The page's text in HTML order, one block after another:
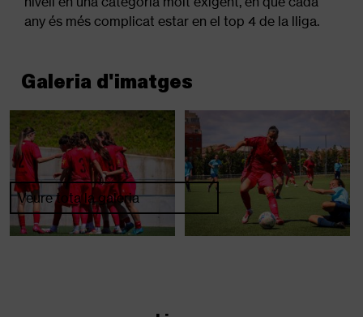
any és més complicat estar en el top 4 de la lliga.
Galeria d'imatges
Veure tota la galeria